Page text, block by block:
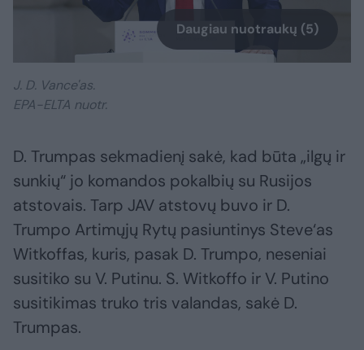
Daugiau nuotraukų (5)
J. D. Vance'as.
EPA-ELTA nuotr.
D. Trumpas sekmadienį sakė, kad būta „ilgų ir
sunkių“ jo komandos pokalbių su Rusijos
atstovais. Tarp JAV atstovų buvo ir D.
Trumpo Artimųjų Rytų pasiuntinys Steve‘as
Witkoffas, kuris, pasak D. Trumpo, neseniai
susitiko su V. Putinu. S. Witkoffo ir V. Putino
susitikimas truko tris valandas, sakė D.
Trumpas.